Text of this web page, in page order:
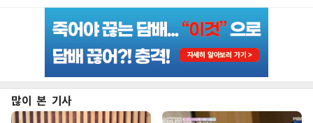
많이 본 기사